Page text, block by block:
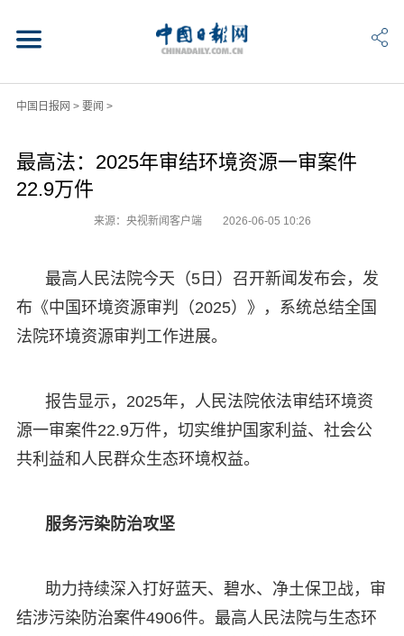
中国日报网 > 要闻 >
最高法：2025年审结环境资源一审案件
22.9万件
来源：央视新闻客户端 2026-06-05 10:26
最高人民法院今天（5日）召开新闻发布会，发
布《中国环境资源审判（2025）》，系统总结全国
法院环境资源审判工作进展。
报告显示，2025年，人民法院依法审结环境资
源一审案件22.9万件，切实维护国家利益、社会公
共利益和人民群众生态环境权益。
服务污染防治攻坚
助力持续深入打好蓝天、碧水、净土保卫战，审
结涉污染防治案件4906件。最高人民法院与生态环